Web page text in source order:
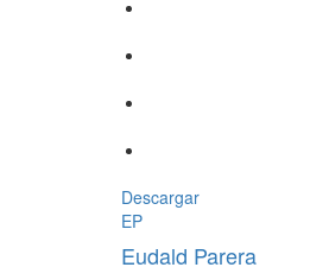
Descargar
EP
Eudald Parera